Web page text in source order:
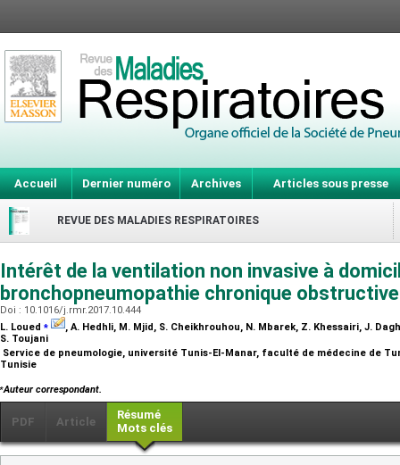
Accueil Dernier numéro Archives Articles sous presse
REVUE DES MALADIES RESPIRATOIRES
Intérêt de la ventilation non invasive à
bronchopneumopathie chronique
Doi : 10.1016/j.rmr.2017.10.444
L. Loued ⁎
, A. Hedhli, M. Mjid, S. Cheikhrouhou, N. Mbarek, Z. Khessairi, J.
S. Toujani
Service de pneumologie, université Tunis-El-Manar, faculté de médecine de
Tunisie
⁎Auteur correspondant.
PDF Article
Résumé
Mots clés